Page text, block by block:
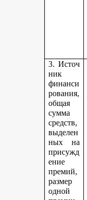
3. Источ
ник
финанси
рования,
общая
сумма
средств,
выделен
ных на
присужд
ение
премий,
размер
одной